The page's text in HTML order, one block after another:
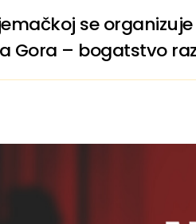
se
Gora – bogatstvo